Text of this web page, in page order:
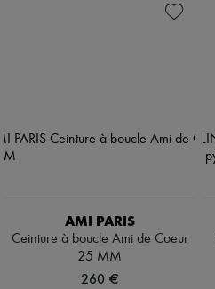
AMI PARIS
Ceinture à boucle Ami de Coeur
25 MM
260 €